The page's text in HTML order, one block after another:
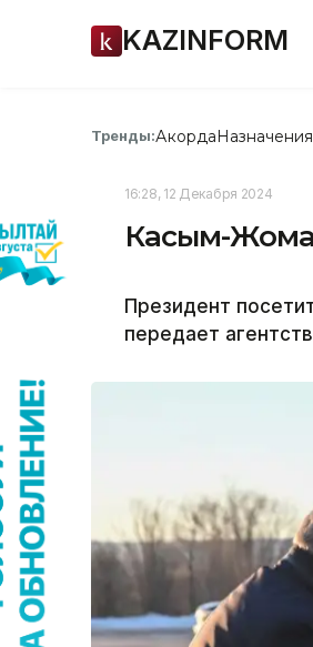
KAZINFORM
Тренды:АкордаНазначения
16:28, 12 Декабря 2024
Касым-
Президент
передает